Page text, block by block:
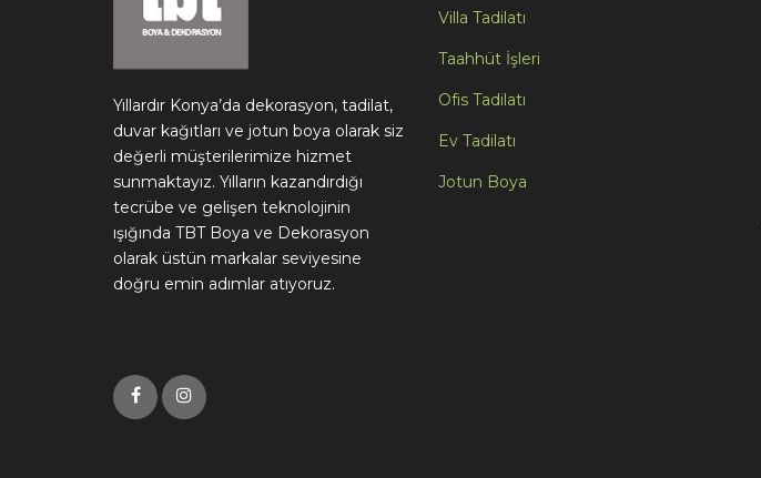
Yıllardır Konya’da dekorasyon, tadilat,
duvar kağıtları ve jotun boya olarak siz
değerli müşterilerimize hizmet
sunmaktayız. Yılların kazandırdığı
tecrübe ve gelişen teknolojinin
ışığında TBT Boya ve Dekorasyon
olarak üstün markalar seviyesine
doğru emin adımlar atıyoruz.
Villa Tadilatı
Taahhüt İşleri
Ofis Tadilatı
Ev Tadilatı
Jotun Boya